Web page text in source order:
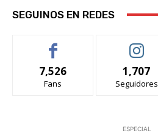
SEGUINOS EN REDES
7,526
Fans
1,707
Seguidores
ESPECIAL